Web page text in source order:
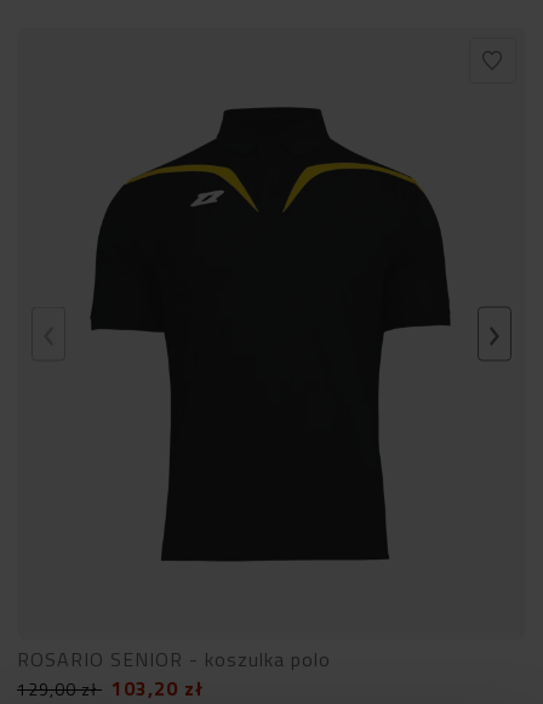
ROSARIO SENIOR - koszulka polo
129,00zł 103,20 zł